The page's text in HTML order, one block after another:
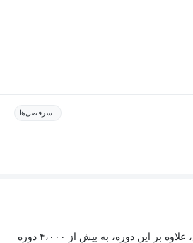
سرفصل‌ها
با خرید اشتراک مکتب‌پلاس، علاوه بر این دوره، به بیش از ۴،۰۰۰ دوره